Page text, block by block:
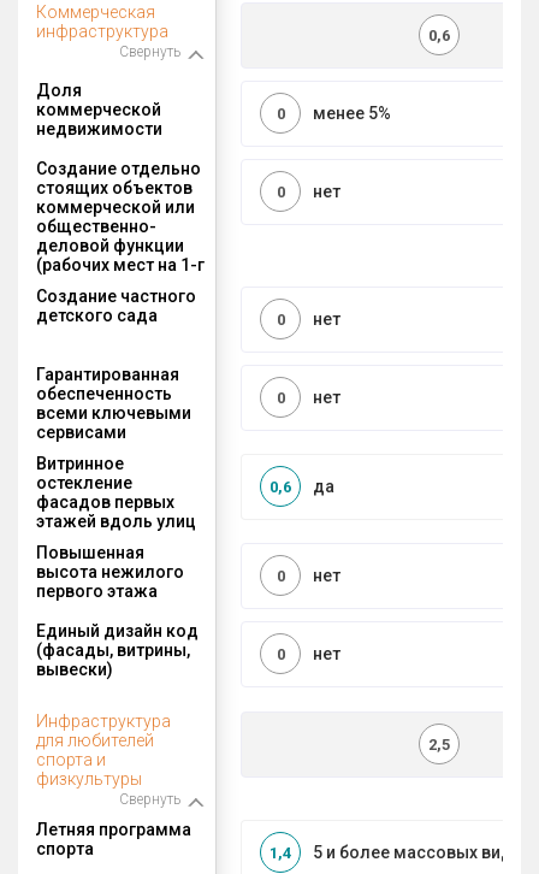
Коммерческая
инфраструктура
Свернуть
0,6
Доля
коммерческой
недвижимости
менее 5%
0
Создание отдельно
стоящих объектов
коммерческой или
общественно-
деловой функции
(рабочих мест на 1-г
нет
0
Создание частного
детского сада
нет
0
Гарантированная
обеспеченность
всеми ключевыми
сервисами
нет
0
Витринное
остекление
фасадов первых
этажей вдоль улиц
да
0,6
Повышенная
высота нежилого
первого этажа
нет
0
Единый дизайн код
(фасады, витрины,
вывески)
нет
0
Инфраструктура
для любителей
спорта и
физкультуры
Свернуть
2,5
Летняя программа
спорта
5 и более массовых видов
1,4